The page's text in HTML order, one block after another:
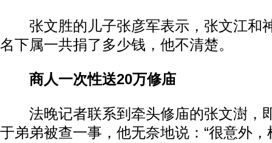
张文胜的儿子张彦军表示，张文江和
名下属一共捐了多少钱，他不清楚。
商人一次性送20万修庙
法晚记者联系到牵头修庙的张文澍，
于弟弟被查一事，他无奈地说：“很意外
动物系恋人啊 | 钟欣潼体验爱情哲学 南